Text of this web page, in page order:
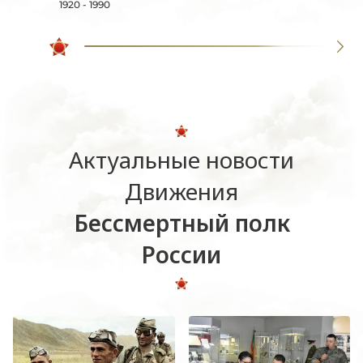
1920 - 1990
Актуальные новости
Движения
Бессмертный полк
России